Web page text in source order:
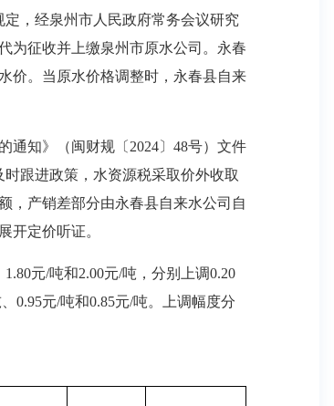
，经泉州市人民政府常务会议研究
为征收并上缴泉州市原水公司。永春
价。当原水价格调整时，永春县自来
知》（闽财规〔2024〕48号）文件
跟进政策，水资源税采取价外收取
，产销差部分由永春县自来水公司自
开定价听证。
元/吨和2.00元/吨，分别上调0.20
0.95元/吨和0.85元/吨。上调幅度分